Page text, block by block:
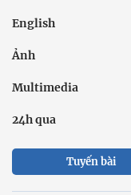
English
Ảnh
Multimedia
24h qua
Tuyến bài